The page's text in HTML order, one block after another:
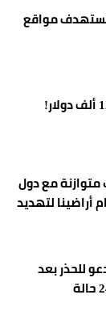
تستهدف مواقع
متوازنة مع دول
أراضينا لتهديد
للحذر بعد